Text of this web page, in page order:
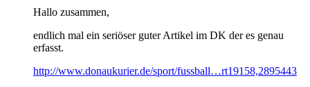
Hallo zusammen,
endlich mal ein seriöser guter Artikel im DK der es genau
erfasst.
http://www.donaukurier.de/sport/fussball…rt19158,2895443